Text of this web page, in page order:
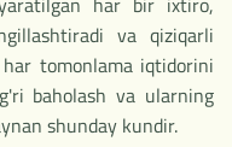
va qiziqarli
tomonlama iqtidorini
baholash va ularning
shunday kundir.